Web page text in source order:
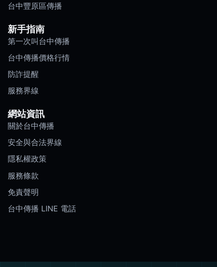
台中豐原區傳播
新手指南
第一次叫台中傳播
台中傳播價格行情
防詐提醒
服務界線
網站資訊
關於台中傳播
安全與合法界線
隱私權政策
服務條款
免責聲明
台中傳播 LINE 電話